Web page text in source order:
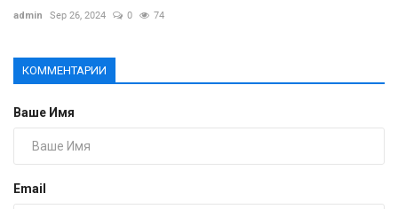
admin Sep 26, 2024 0 74
КОММЕНТАРИИ
Ваше Имя
Email